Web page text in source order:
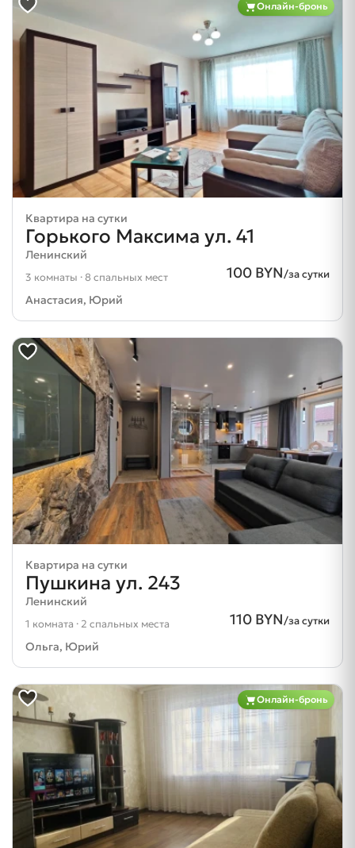
Онлайн-бронь
Квартира на сутки
Горького Максима ул. 41
Ленинский
100 BYN/за сутки
3 комнаты · 8 спальных мест
Анастасия, Юрий
Квартира на сутки
Пушкина ул. 243
Ленинский
110 BYN/за сутки
1 комната · 2 спальных места
Ольга, Юрий
Онлайн-бронь